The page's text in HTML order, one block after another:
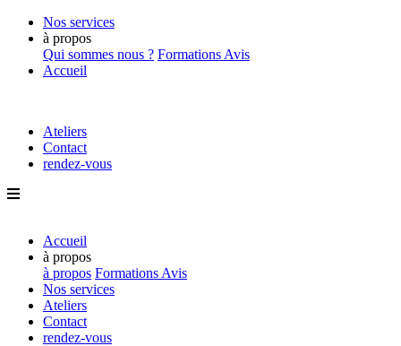
Nos services
à propos
Qui sommes nous ? Formations Avis
Accueil
Ateliers
Contact
rendez-vous
Accueil
à propos
à propos Formations Avis
Nos services
Ateliers
Contact
rendez-vous